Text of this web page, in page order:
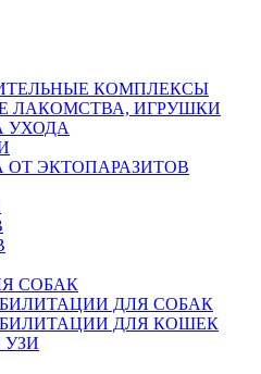
КОМПЛЕКСЫ
ЛАКОМСТВА, ИГРУШКИ
УХОДА
ОТ ЭКТОПАРАЗИТОВ
СОБАК
ДЛЯ СОБАК
ДЛЯ КОШЕК
УЗИ